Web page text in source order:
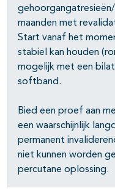
maanden met
Start vanaf het
stabiel kan houden
mogelijk met een
softband.
Bied een proef aan
een waarschijnlijk
permanent
niet kunnen worden
percutane oplossing.